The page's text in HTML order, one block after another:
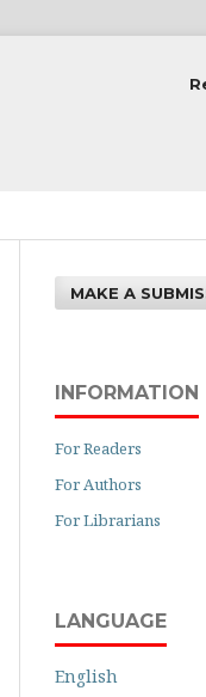
MAKE A
INFORMATION
For Readers
For Authors
For Librarians
LANGUAGE
English